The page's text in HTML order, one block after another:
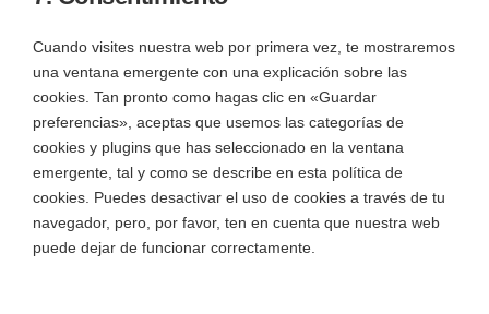
Cuando visites nuestra web por primera vez, te mostraremos
una ventana emergente con una explicación sobre las
cookies. Tan pronto como hagas clic en «Guardar
preferencias», aceptas que usemos las categorías de
cookies y plugins que has seleccionado en la ventana
emergente, tal y como se describe en esta política de
cookies. Puedes desactivar el uso de cookies a través de tu
navegador, pero, por favor, ten en cuenta que nuestra web
puede dejar de funcionar correctamente.